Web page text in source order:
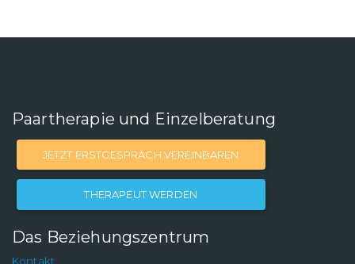
Paartherapie und Einzelberatung
JETZT ERSTGESPRÄCH VEREINBAREN
THERAPEUT WERDEN
Das Beziehungszentrum
Kontakt